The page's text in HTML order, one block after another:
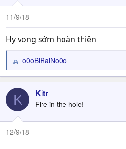
11/9/18
Hy vọng sớm hoàn thiện
R
e
c
i
o
n
o0oBiRaiNo0o
K Kitr
Fire in the hole!
12/9/18